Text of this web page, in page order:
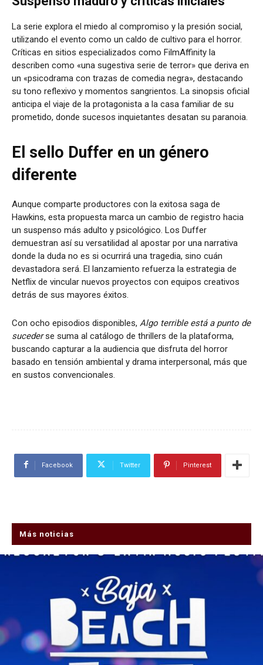
La serie explora el miedo al compromiso y la presión social,
utilizando el evento como un caldo de cultivo para el horror.
Críticas en sitios especializados como FilmAffinity la
describen como «una sugestiva serie de terror» que deriva en
un «psicodrama con trazas de comedia negra», destacando
su tono reflexivo y momentos sangrientos. La sinopsis oficial
anticipa el viaje de la protagonista a la casa familiar de su
prometido, donde sucesos inquietantes desatan su paranoia.
El sello Duffer en un género
diferente
Aunque comparte productores con la exitosa saga de
Hawkins, esta propuesta marca un cambio de registro hacia
un suspenso más adulto y psicológico. Los Duffer
demuestran así su versatilidad al apostar por una narrativa
donde la duda no es si ocurrirá una tragedia, sino cuán
devastadora será. El lanzamiento refuerza la estrategia de
Netflix de vincular nuevos proyectos con equipos creativos
detrás de sus mayores éxitos.
Con ocho episodios disponibles, Algo terrible está a punto de
sucederse suma al catálogo de thrillers de la plataforma,
buscando capturar a la audiencia que disfruta del horror
basado en tensión ambiental y drama interpersonal, más que
en sustos convencionales.
Facebook Twitter Pinterest
Más noticias